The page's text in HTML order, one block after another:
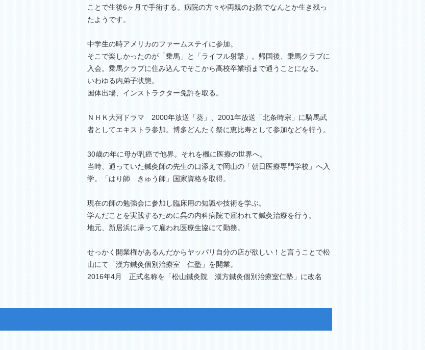
ことで生後6ヶ月で手術する。病院の方々や両親のお陰でなんとか生き残っ
たようです。
中学生の時アメリカのファームステイに参加。
そこで楽しかったのが「乗馬」と「ライフル射撃」。帰国後、乗馬クラブに
入会。乗馬クラブに住み込んでそこから高校卒業頃まで通うことになる。
いわゆる内弟子状態。
国体出場、インストラクター免許を取る。
ＮＨＫ大河ドラマ 2000年放送「葵」、2001年放送「北条時宗」に騎馬武
者としてエキストラ参加。博多どんたく祭に恵比寿として参加などを行う。
30歳の年に母が乳癌で他界。それを機に医療の世界へ。
当時、通っていた鍼灸師の先生の口添えで岡山の「朝日医療専門学校」へ入
学。「はり師 きゅう師」国家資格を取得。
現在の師の勉強会に参加し臨床用の知識や技術を学ぶ。
学んだことを実践するために呉の内科病院で雇われて鍼灸治療を行う。
地元、新居浜に帰って雇われ医療生協にて勤務。
せっかく開業権があるんだからヤッパリ自分の店が欲しい！と言うことで松
山にて「漢方鍼灸個別治療室 仁塾」を開業。
2016年4月 正式名称を「松山鍼灸院 漢方鍼灸個別治療室仁塾」に改名